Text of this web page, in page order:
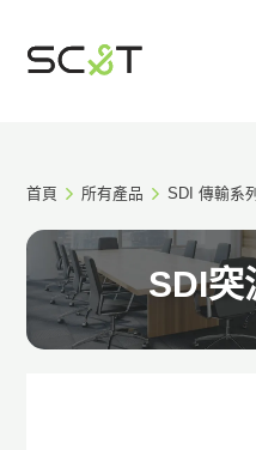
首頁 所有產品 SDI 傳輸系列
SDI突